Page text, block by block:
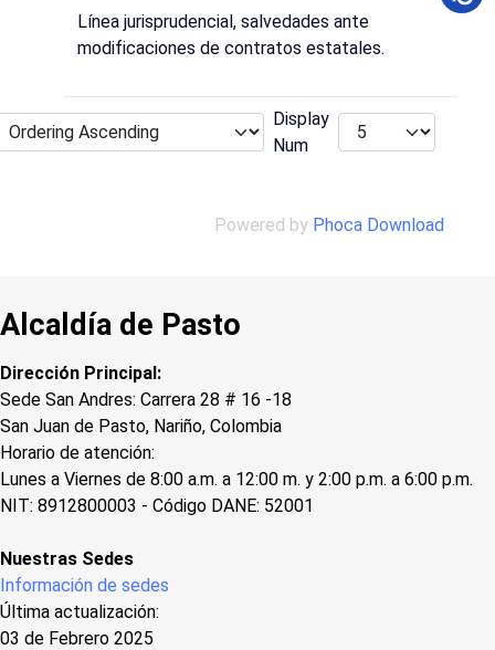
Línea jurisprudencial, salvedades ante
modificaciones de contratos estatales.
Display
Num
Powered by Phoca Download
Alcaldía de Pasto
Dirección Principal:
Sede San Andres: Carrera 28 # 16 -18
San Juan de Pasto, Nariño, Colombia
Horario de atención:
Lunes a Viernes de 8:00 a.m. a 12:00 m. y 2:00 p.m. a 6:00 p.m.
NIT: 8912800003 - Código DANE: 52001
Nuestras Sedes
Información de sedes
Última actualización:
03 de Febrero 2025